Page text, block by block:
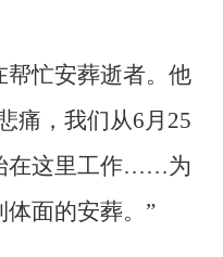
帮忙安葬逝者。他
痛，我们从6月25
在这里工作……为
面的安葬。”